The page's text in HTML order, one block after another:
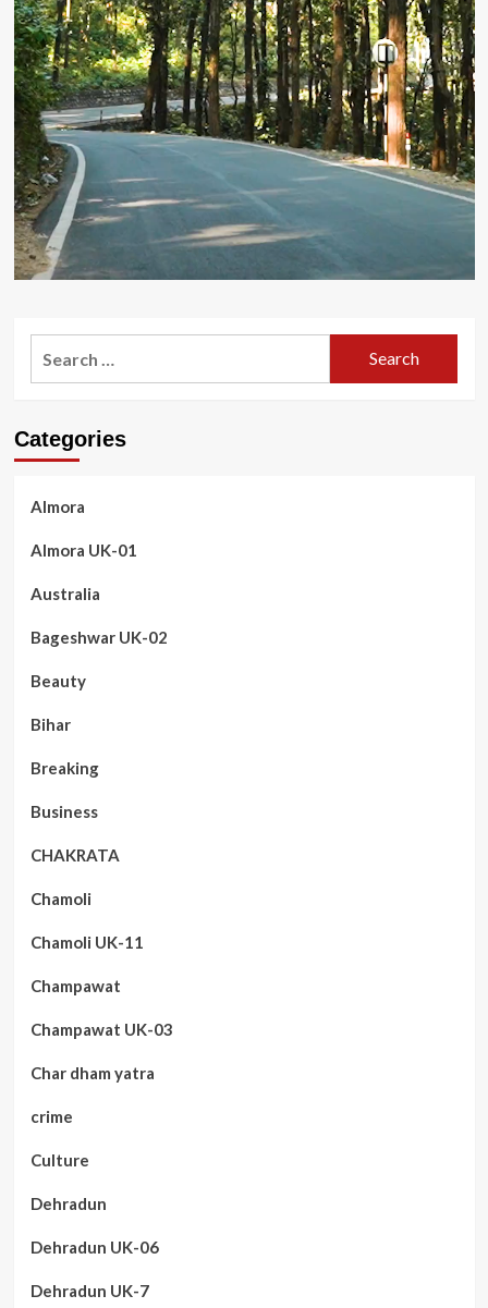
Categories
Almora
Almora UK-01
Australia
Bageshwar UK-02
Beauty
Bihar
Breaking
Business
CHAKRATA
Chamoli
Chamoli UK-11
Champawat
Champawat UK-03
Char dham yatra
crime
Culture
Dehradun
Dehradun UK-06
Dehradun UK-7